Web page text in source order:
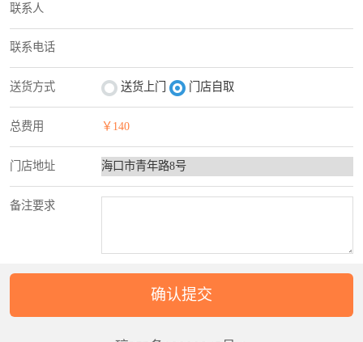
联系人
联系电话
送货方式 送货上门 门店自取
总费用 ￥140
门店地址
备注要求